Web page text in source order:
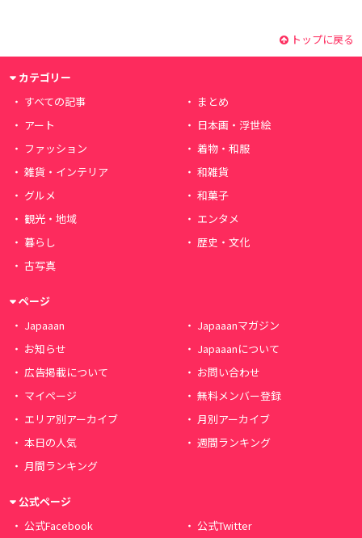
トップに戻る
カテゴリー
すべての記事
まとめ
アート
日本画・浮世絵
ファッション
着物・和服
雑貨・インテリア
和雑貨
グルメ
和菓子
観光・地域
エンタメ
暮らし
歴史・文化
古写真
ページ
Japaaan
Japaaanマガジン
お知らせ
Japaaanについて
広告掲載について
お問い合わせ
マイページ
無料メンバー登録
エリア別アーカイブ
月別アーカイブ
本日の人気
週間ランキング
月間ランキング
公式ページ
公式Facebook
公式Twitter